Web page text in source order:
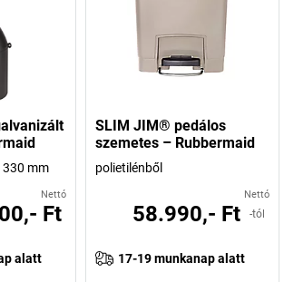
mm
Nettó
Ft
alatt
SLIM JIM® pedálos
szemetes – Rubbermaid
polietilénből
Nettó
58.990,- Ft -tól
17-19 munkanap alatt